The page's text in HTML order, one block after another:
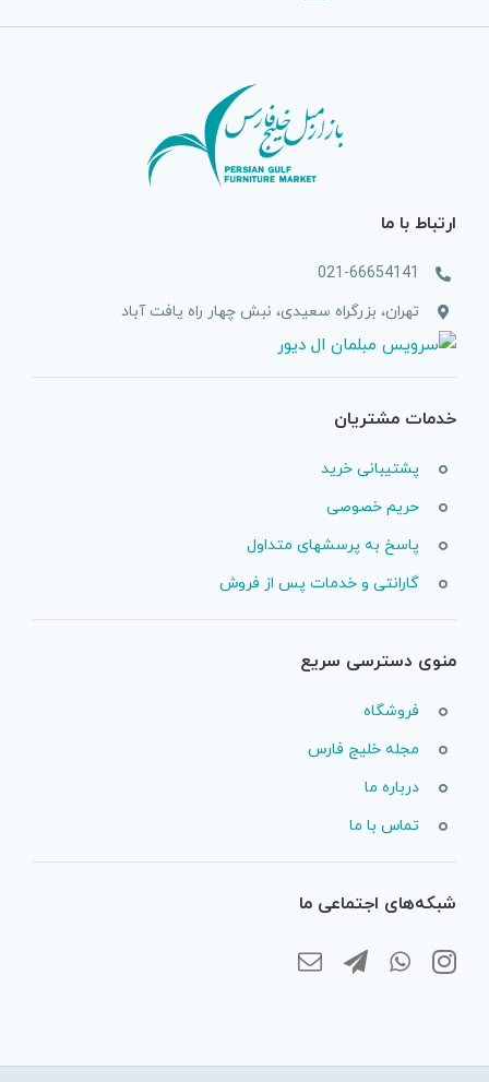
ارتباط با ما
021-66654141
تهران، بزرگراه سعیدی، نبش چهار راه یافت آباد
خدمات مشتریان
پشتیبانی خرید
حریم خصوصی
پاسخ به پرسشهای متداول
گارانتی و خدمات پس از فروش
منوی دسترسی سریع
فروشگاه
مجله خلیج فارس
درباره ما
تماس با ما
شبکه‌های اجتماعی ما